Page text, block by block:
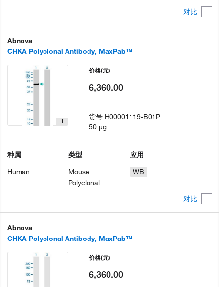
对比
Abnova
CHKA Polyclonal Antibody, MaxPab™
对比
1
种属
Human
类型
Mouse
Polyclonal
应用
WB
价格(元)
6,360.00
货号 H00001119-B01P
50 µg
Abnova
CHKA Polyclonal Antibody, MaxPab™
价格(元)
6,360.00